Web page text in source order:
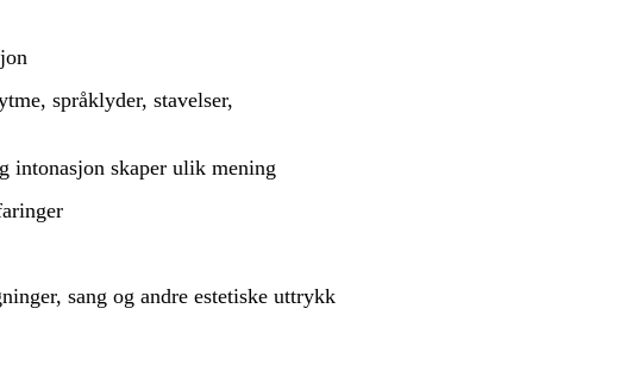
språklyder, stavelser,
intonasjon skaper ulik mening
sang og andre estetiske uttrykk